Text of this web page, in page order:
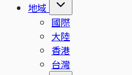
地域
國際
大陸
香港
台灣